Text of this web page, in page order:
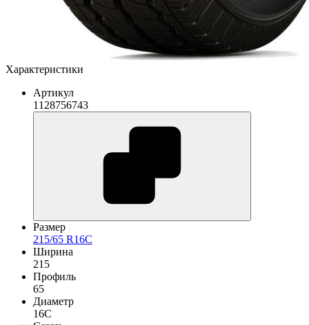
Характеристики
Артикул
1128756743
Размер
215/65 R16C
Ширина
215
Профиль
65
Диаметр
16C